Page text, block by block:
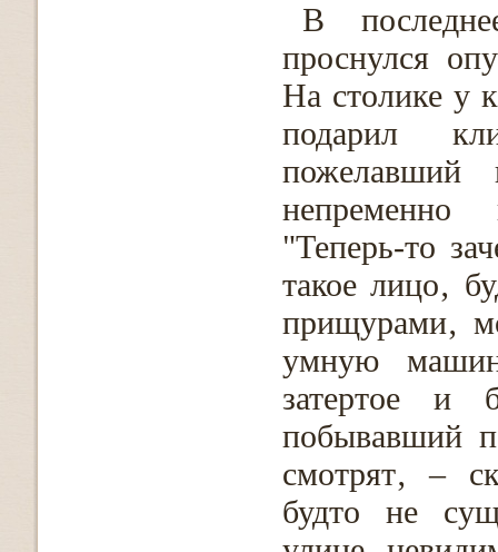
В
проснулся
На столике у
подарил
пожелавший
непременно
"Теперь-то
такое лицо‚
прищурами‚
умную
затертое и
побывавший
смотрят‚ –
будто не